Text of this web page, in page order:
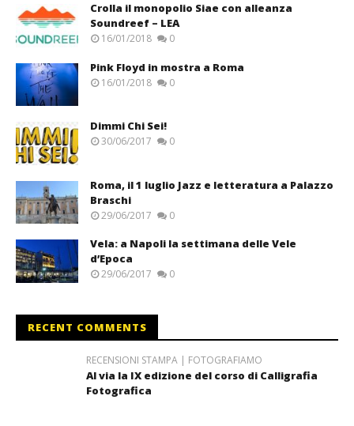
Crolla il monopolio Siae con alleanza
Soundreef – LEA
16/01/2018 0
Pink Floyd in mostra a Roma
16/01/2018 0
Dimmi Chi Sei!
30/06/2017 0
Roma, il 1 luglio Jazz e letteratura a Palazzo
Braschi
29/06/2017 0
Vela: a Napoli la settimana delle Vele
d’Epoca
29/06/2017 0
RECENT COMMENTS
RECENSIONI STAMPA | FOTOGRAFIAMO
Al via la IX edizione del corso di Calligrafia
Fotografica